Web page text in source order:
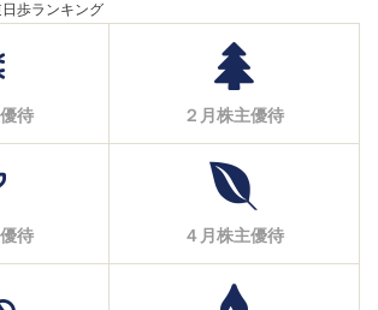
歩ランキング
待 ２月株主優待
待 ４月株主優待